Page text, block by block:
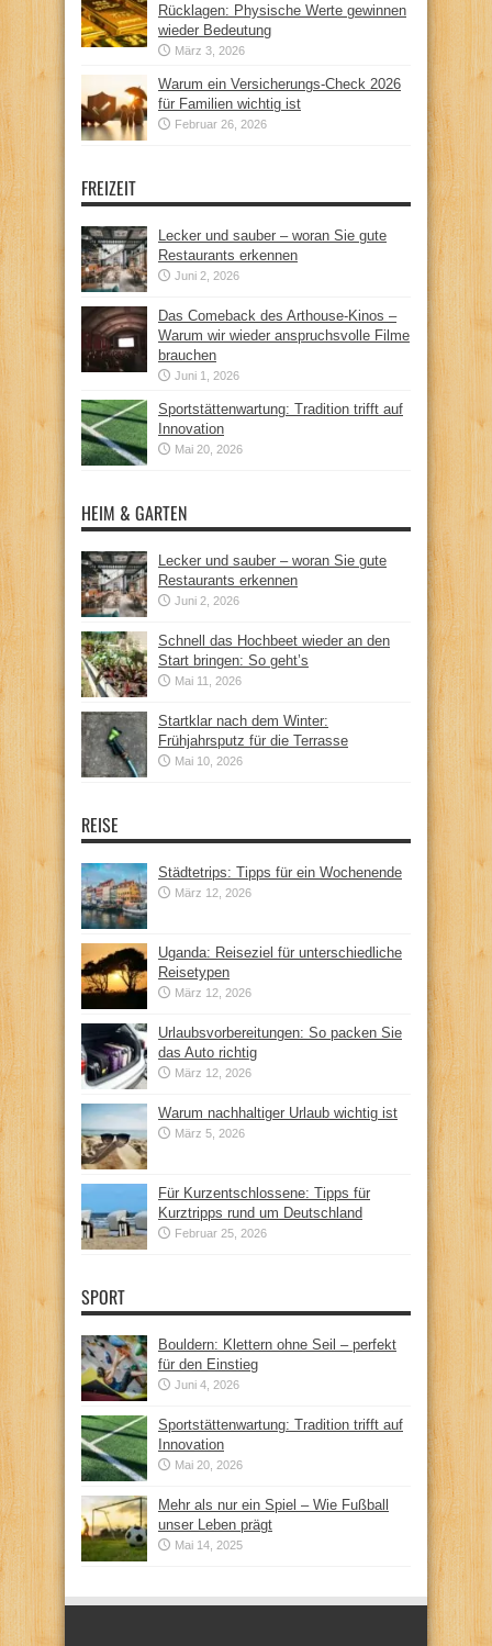
Rücklagen: Physische Werte gewinnen
wieder Bedeutung
März 3, 2026
Warum ein Versicherungs-Check 2026
für Familien wichtig ist
Februar 26, 2026
FREIZEIT
Lecker und sauber – woran Sie gute
Restaurants erkennen
Juni 2, 2026
Das Comeback des Arthouse-Kinos –
Warum wir wieder anspruchsvolle Filme
brauchen
Juni 1, 2026
Sportstättenwartung: Tradition trifft auf
Innovation
Mai 20, 2026
HEIM & GARTEN
Lecker und sauber – woran Sie gute
Restaurants erkennen
Juni 2, 2026
Schnell das Hochbeet wieder an den
Start bringen: So geht’s
Mai 11, 2026
Startklar nach dem Winter:
Frühjahrsputz für die Terrasse
Mai 10, 2026
REISE
Städtetrips: Tipps für ein Wochenende
März 12, 2026
Uganda: Reiseziel für unterschiedliche
Reisetypen
März 12, 2026
Urlaubsvorbereitungen: So packen Sie
das Auto richtig
März 12, 2026
Warum nachhaltiger Urlaub wichtig ist
März 5, 2026
Für Kurzentschlossene: Tipps für
Kurztripps rund um Deutschland
Februar 25, 2026
SPORT
Bouldern: Klettern ohne Seil – perfekt
für den Einstieg
Juni 4, 2026
Sportstättenwartung: Tradition trifft auf
Innovation
Mai 20, 2026
Mehr als nur ein Spiel – Wie Fußball
unser Leben prägt
Mai 14, 2025